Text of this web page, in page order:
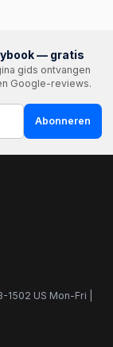
— gratis
gids ontvangen
Google-reviews.
Abonneren
US Mon-Fri |